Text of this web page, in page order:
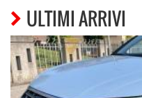
ULTIMI ARRIVI